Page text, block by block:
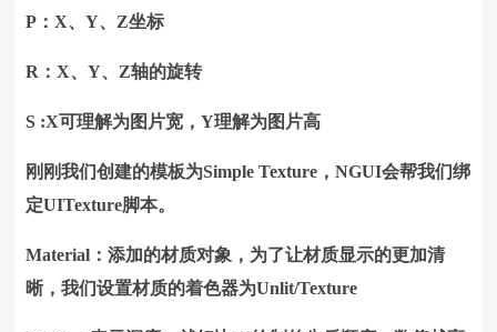
P：X、Y、Z坐标
R：X、Y、Z轴的旋转
S :X可理解为图片宽，Y理解为图片高
刚刚我们创建的模板为Simple Texture，NGUI会帮我们绑
定UITexture脚本。
Material：添加的材质对象，为了让材质显示的更加清
晰，我们设置材质的着色器为Unlit/Texture